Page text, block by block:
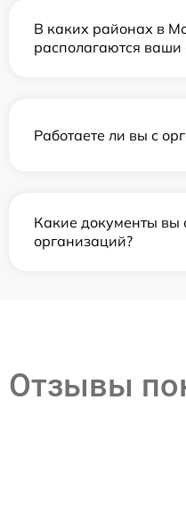
В каких районах в
располагаются
Работаете ли вы с
Какие документы вы
организаций?
Отзывы